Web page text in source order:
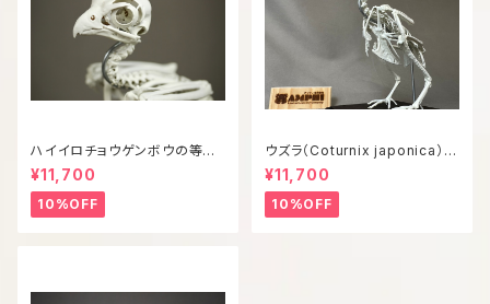
ハイイロチョウゲンボウの等倍
全身骨格レプリカ
¥11,700
10%OFF
ウズラ（Coturnix japonica）等
倍全身骨格模型
¥11,700
10%OFF